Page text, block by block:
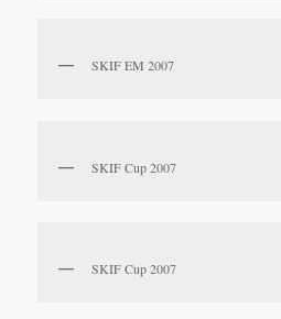
SKIF EM 2007
SKIF Cup 2007
SKIF Cup 2007